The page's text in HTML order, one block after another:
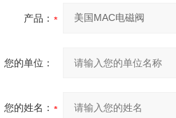
产品：
您的单位：
您的姓名：